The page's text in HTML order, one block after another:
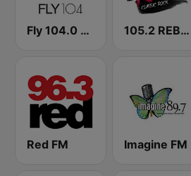
Fly 104.0 FM 105.2 REBEL
Red FM Imagine FM